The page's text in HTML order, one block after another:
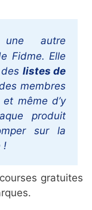
autre
Fidme. Elle
listes de
membres
même d’y
produit
sur la
!
gratuites